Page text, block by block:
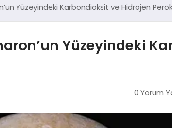
Yüzeyindeki Karbondioksit ve Hidrojen
Yüzeyindeki
0 Yorum